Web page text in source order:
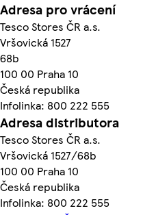
Adresa pro vrácení
Tesco Stores ČR a.s.
Vršovická 1527
68b
100 00 Praha 10
Česká republika
Infolinka: 800 222 555
Adresa distributora
Tesco Stores ČR a.s.
Vršovická 1527/68b
100 00 Praha 10
Česká republika
Infolinka: 800 222 555